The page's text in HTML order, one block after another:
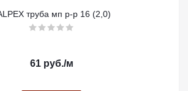
труба мп р-р 16 (2,0)
61руб./м